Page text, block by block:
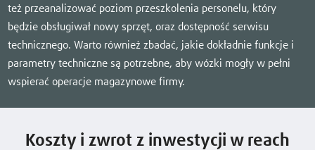
też przeanalizować poziom przeszkolenia personelu, który
będzie obsługiwał nowy sprzęt, oraz dostępność serwisu
technicznego. Warto również zbadać, jakie dokładnie funkcje i
parametry techniczne są potrzebne, aby wózki mogły w pełni
wspierać operacje magazynowe firmy.
Koszty i zwrot z inwestycji w reach